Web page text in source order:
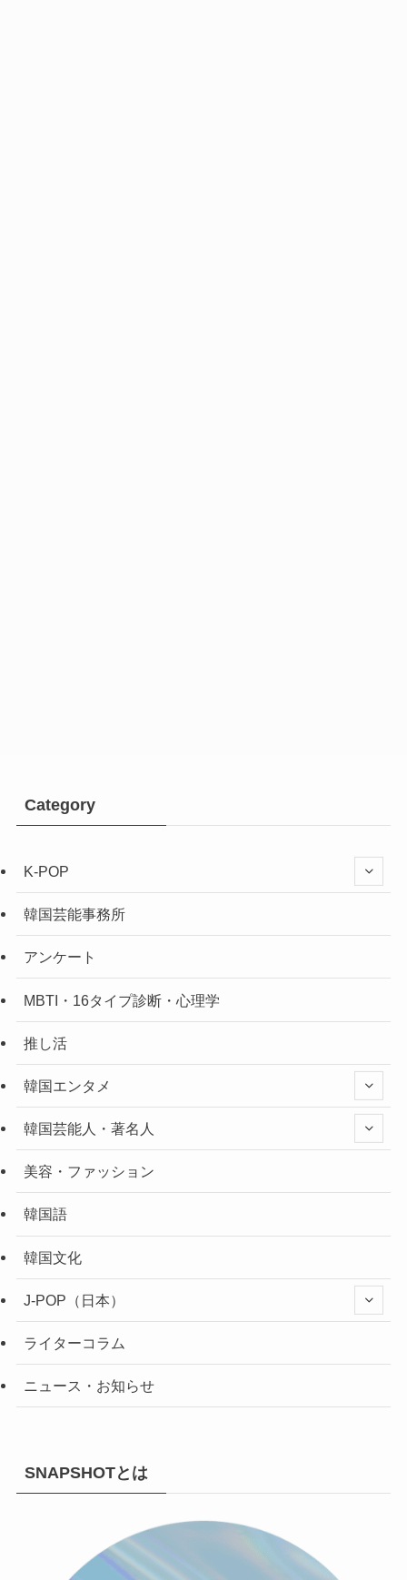
Category
K-POP
韓国芸能事務所
アンケート
MBTI・16タイプ診断・心理学
推し活
韓国エンタメ
韓国芸能人・著名人
美容・ファッション
韓国語
韓国文化
J-POP（日本）
ライターコラム
ニュース・お知らせ
SNAPSHOTとは